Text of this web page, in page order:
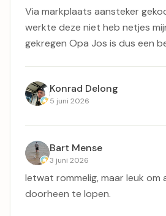
Via markplaats aansteker
werkte deze niet heb netjes
gekregen Opa Jos is dus een
Konrad Delong
5 juni 2026
Bart Mense
3 juni 2026
Ietwat rommelig, maar leuk om
doorheen te lopen.